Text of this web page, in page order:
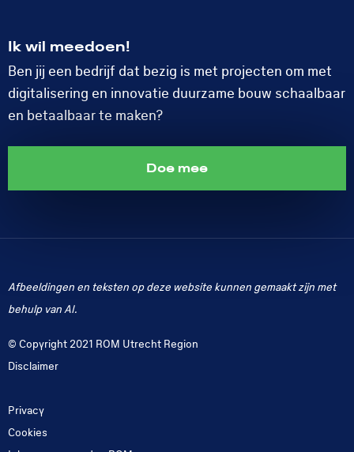
Ik wil meedoen!
Ben jij een bedrijf dat bezig is met projecten om met
digitalisering en innovatie duurzame bouw schaalbaar
en betaalbaar te maken?
Doe mee
Afbeeldingen en teksten op deze website kunnen gemaakt zijn met
behulp van AI.
© Copyright 2021 ROM Utrecht Region
Disclaimer
Privacy
Cookies